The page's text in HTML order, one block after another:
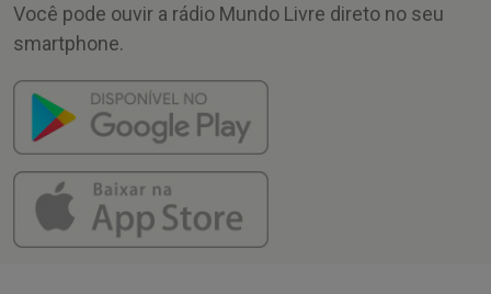
Você pode ouvir a rádio Mundo Livre direto no seu
smartphone.